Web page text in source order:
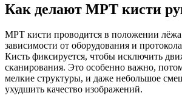
Как делают МРТ кисти
МРТ кисти проводится в положении
зависимости от оборудования и
Кисть фиксируется, чтобы исключить
сканирования. Это особенно важно,
мелкие структуры, и даже небольшое
ухудшить качество изображений.